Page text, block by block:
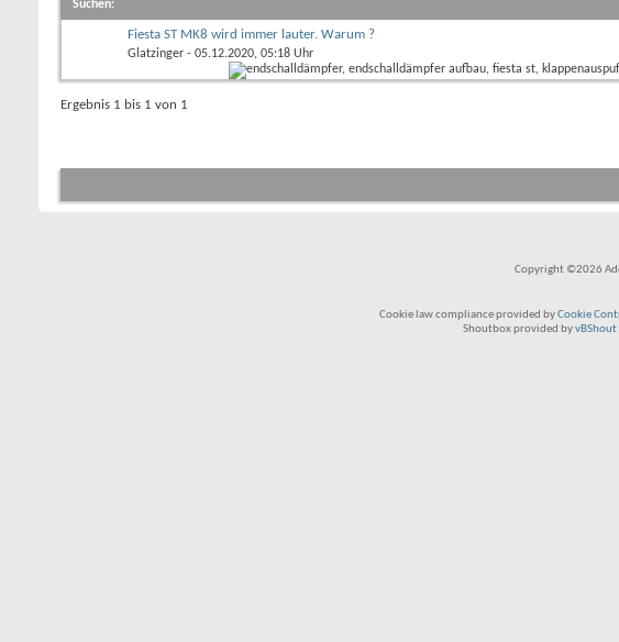
Suchen:
Fiesta ST MK8 wird immer lauter. Warum ?
Glatzinger - 05.12.2020, 05:18 Uhr
Ergebnis 1 bis 1 von 1
Copyright ©2026
Cookie law compliance provided byCookie
Shoutbox provided byvBShout